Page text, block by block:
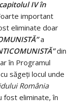
IV în
important
eliminate doar
a
din
în Programul
săgeţi locul unde
România
fost eliminate, în